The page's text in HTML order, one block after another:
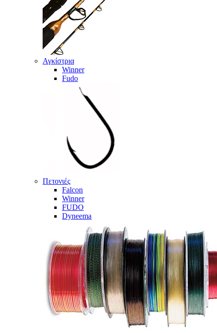
Αγκίστρια
Winner
Fudo
Πετονιές
Falcon
Winner
FUDO
Dyneema